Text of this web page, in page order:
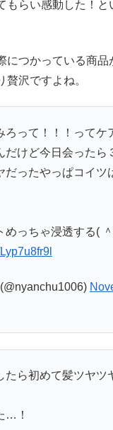
もらい感動した！と
につかっている商品
贅沢ですよね。
ろって！！！ってケ
だけど今日会ったら
だったやっぱコイツ
めっちゃ浸透する(
たら初めて髪ツヤツ
…！